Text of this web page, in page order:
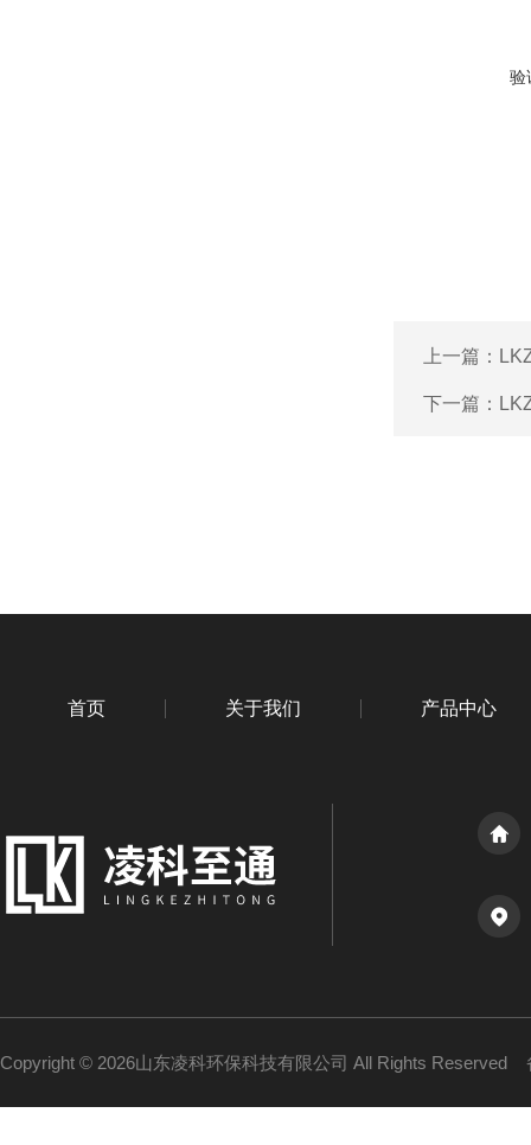
验
上一篇：
下一篇：
首页 关于我们 产品中心
Copyright © 2026山东凌科环保科技有限公司 All Rights Reserved